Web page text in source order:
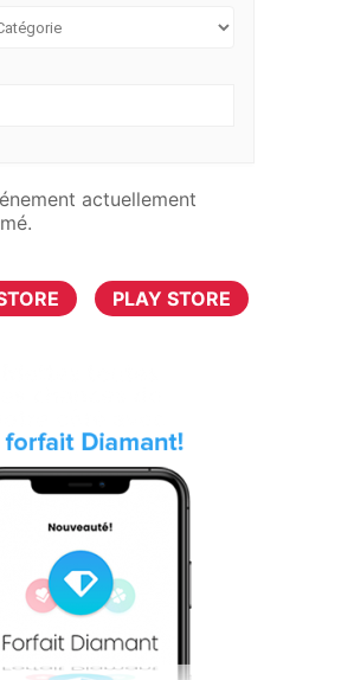
actuellement
PLAY STORE